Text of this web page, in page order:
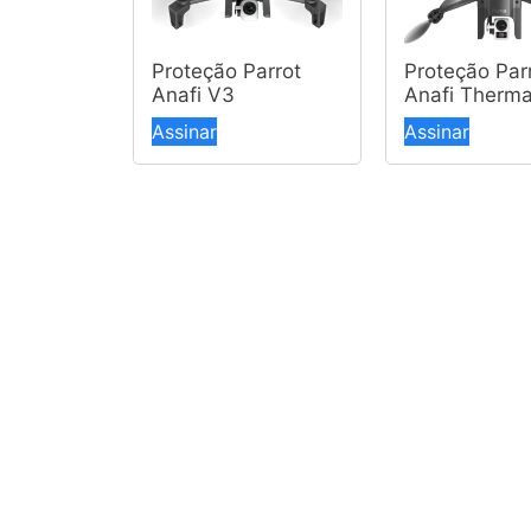
Proteção Parrot
Anafi V3
Assinar
Proteção
Anafi
Assinar